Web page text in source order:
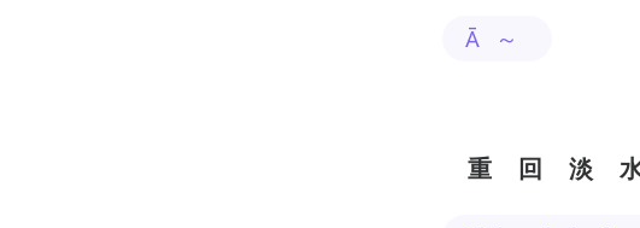
ā ～
重回淡